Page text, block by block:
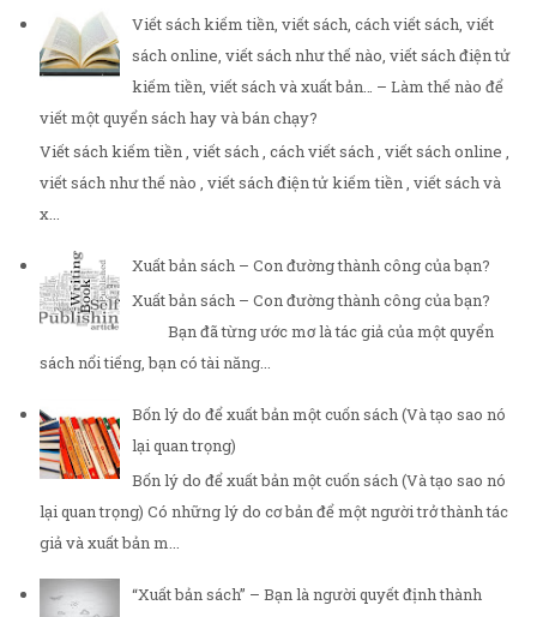
Viết sách kiếm tiền, viết sách, cách viết sách, viết
sách online, viết sách như thế nào, viết sách điện tử
kiếm tiền, viết sách và xuất bản… – Làm thế nào để
viết một quyển sách hay và bán chạy?
Viết sách kiếm tiền , viết sách , cách viết sách , viết sách online ,
viết sách như thế nào , viết sách điện tử kiếm tiền , viết sách và
x...
Xuất bản sách – Con đường thành công của bạn?
Xuất bản sách – Con đường thành công của bạn?
Bạn đã từng ước mơ là tác giả của một quyển
sách nổi tiếng, bạn có tài năng...
Bốn lý do để xuất bản một cuốn sách (Và tạo sao nó
lại quan trọng)
Bốn lý do để xuất bản một cuốn sách (Và tạo sao nó
lại quan trọng) Có những lý do cơ bản để một người trở thành tác
giả và xuất bản m...
“Xuất bản sách” – Bạn là người quyết định thành